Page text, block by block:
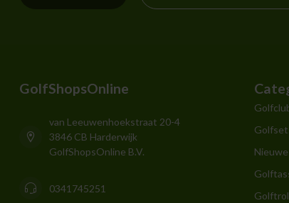
GolfShopsOnline
van Leeuwenhoekstraat 20-4
3846 CB Harderwijk
GolfShopsOnline B.V.
0341745251